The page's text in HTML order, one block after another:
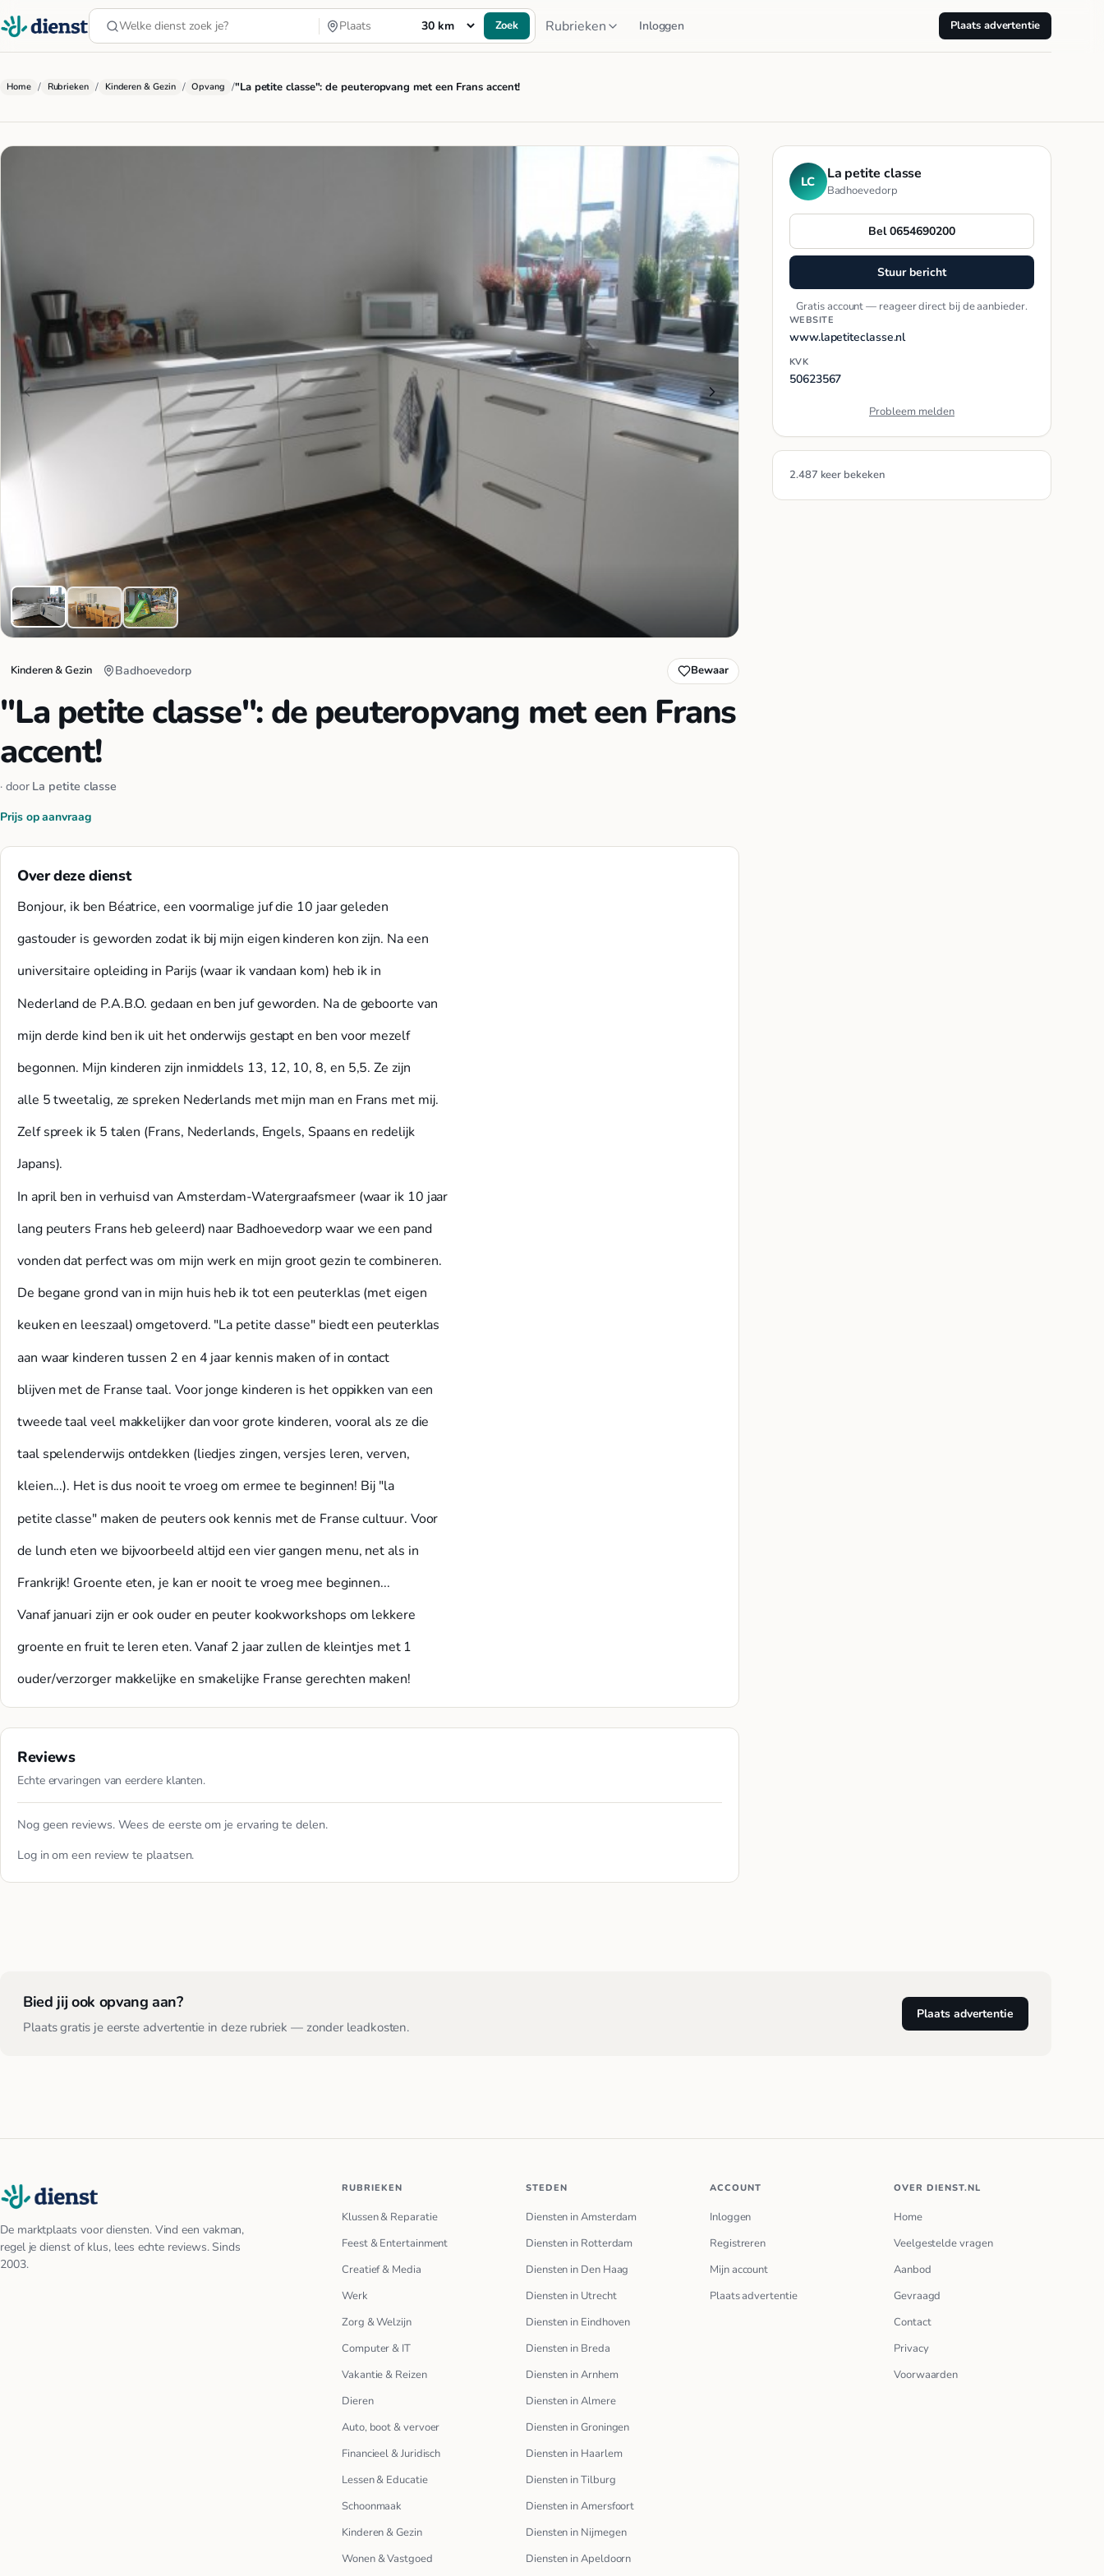
Zoek Rubrieken Inloggen Plaats advertentie
Home / Rubrieken / Kinderen & Gezin / Opvang /"La petite classe": de peuteropvang met een Frans accent!
Kinderen & Gezin Badhoevedorp Bewaar
"La petite classe": de peuteropvang met een Frans
accent!
· door La petite classe
Prijs op aanvraag
Over deze dienst
Bonjour, ik ben Béatrice, een voormalige juf die 10 jaar geleden
gastouder is geworden zodat ik bij mijn eigen kinderen kon zijn. Na een
universitaire opleiding in Parijs (waar ik vandaan kom) heb ik in
Nederland de P.A.B.O. gedaan en ben juf geworden. Na de geboorte van
mijn derde kind ben ik uit het onderwijs gestapt en ben voor mezelf
begonnen. Mijn kinderen zijn inmiddels 13, 12, 10, 8, en 5,5. Ze zijn
alle 5 tweetalig, ze spreken Nederlands met mijn man en Frans met mij.
Zelf spreek ik 5 talen (Frans, Nederlands, Engels, Spaans en redelijk
Japans).
In april ben in verhuisd van Amsterdam-Watergraafsmeer (waar ik 10 jaar
lang peuters Frans heb geleerd) naar Badhoevedorp waar we een pand
vonden dat perfect was om mijn werk en mijn groot gezin te combineren.
De begane grond van in mijn huis heb ik tot een peuterklas (met eigen
keuken en leeszaal) omgetoverd. "La petite classe" biedt een peuterklas
aan waar kinderen tussen 2 en 4 jaar kennis maken of in contact
blijven met de Franse taal. Voor jonge kinderen is het oppikken van een
tweede taal veel makkelijker dan voor grote kinderen, vooral als ze die
taal spelenderwijs ontdekken (liedjes zingen, versjes leren, verven,
kleien...). Het is dus nooit te vroeg om ermee te beginnen! Bij "la
petite classe" maken de peuters ook kennis met de Franse cultuur. Voor
de lunch eten we bijvoorbeeld altijd een vier gangen menu, net als in
Frankrijk! Groente eten, je kan er nooit te vroeg mee beginnen...
Vanaf januari zijn er ook ouder en peuter kookworkshops om lekkere
groente en fruit te leren eten. Vanaf 2 jaar zullen de kleintjes met 1
ouder/verzorger makkelijke en smakelijke Franse gerechten maken!
Reviews
Echte ervaringen van eerdere klanten.
Nog geen reviews. Wees de eerste om je ervaring te delen.
Log in om een review te plaatsen.
LC La petite classe
Badhoevedorp
Bel 0654690200
Stuur bericht
Gratis account — reageer direct bij de aanbieder.
WEBSITE
www.lapetiteclasse.nl
KVK
50623567
Probleem melden
2.487 keer bekeken
Bied jij ook opvang aan?
Plaats gratis je eerste advertentie in deze rubriek — zonder leadkosten.
Plaats advertentie
De marktplaats voor diensten. Vind een vakman,
regel je dienst of klus, lees echte reviews. Sinds
2003.
RUBRIEKEN
Klussen & Reparatie
Feest & Entertainment
Creatief & Media
Werk
Zorg & Welzijn
Computer & IT
Vakantie & Reizen
Dieren
Auto, boot & vervoer
Financieel & Juridisch
Lessen & Educatie
Schoonmaak
Kinderen & Gezin
Wonen & Vastgoed
STEDEN
Diensten in Amsterdam
Diensten in Rotterdam
Diensten in Den Haag
Diensten in Utrecht
Diensten in Eindhoven
Diensten in Breda
Diensten in Arnhem
Diensten in Almere
Diensten in Groningen
Diensten in Haarlem
Diensten in Tilburg
Diensten in Amersfoort
Diensten in Nijmegen
Diensten in Apeldoorn
ACCOUNT
Inloggen
Registreren
Mijn account
Plaats advertentie
OVER DIENST.NL
Home
Veelgestelde vragen
Aanbod
Gevraagd
Contact
Privacy
Voorwaarden